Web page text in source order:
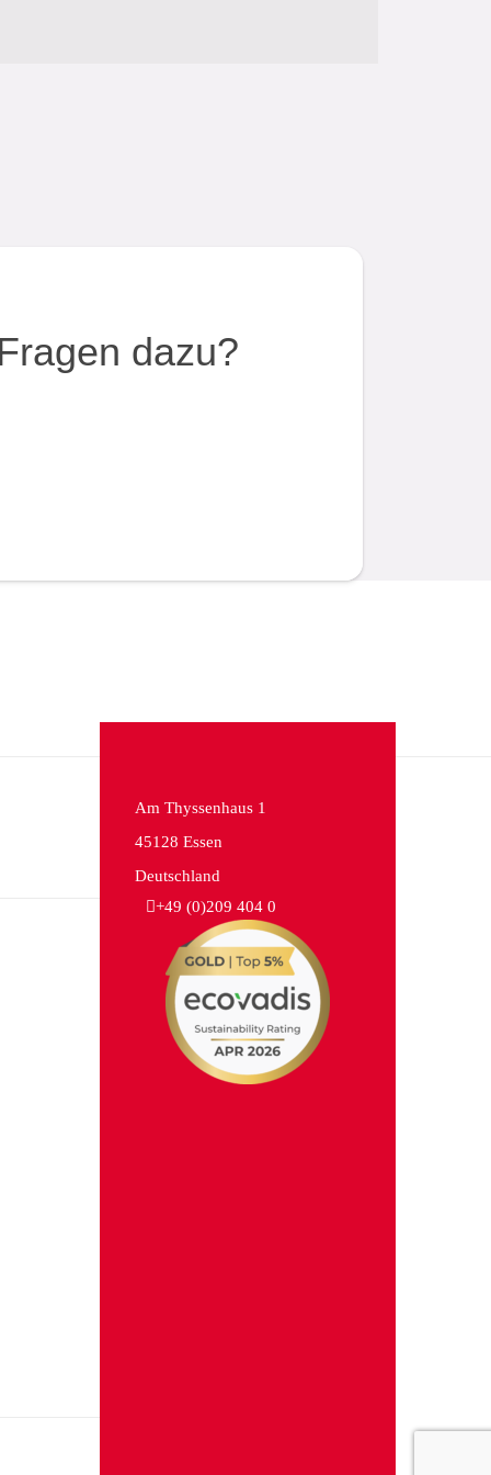
dazu?
Am Thyssenhaus 1
45128 Essen
Deutschland
+49 (0)209 404 0